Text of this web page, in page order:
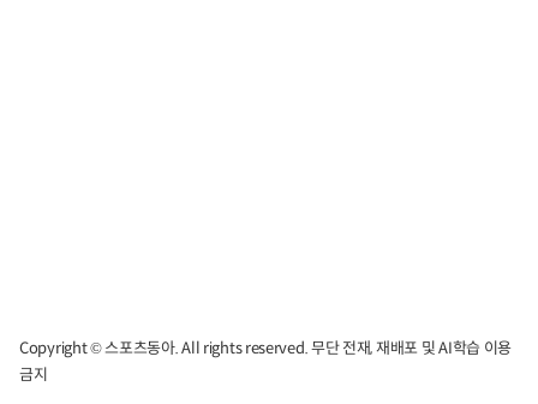
Copyright © 스포츠동아. All rights reserved. 무단 전재, 재배포 및 AI학습 이용
금지